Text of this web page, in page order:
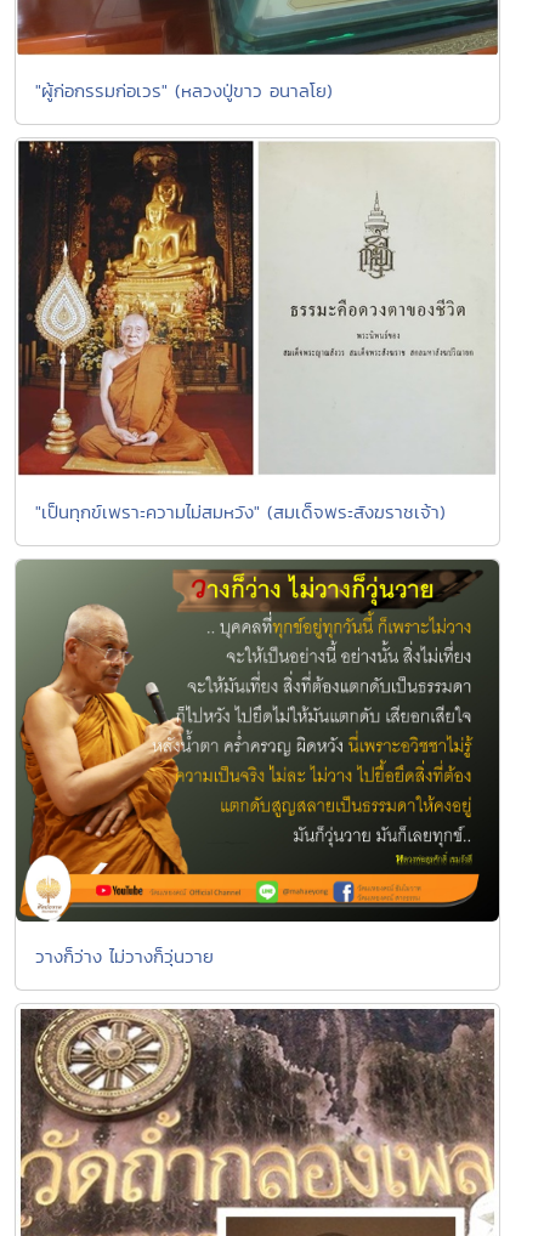
"ผู้ก่อกรรมก่อเวร" (หลวงปู่ขาว อนาลโย)
"เป็นทุกข์เพราะความไม่สมหวัง" (สมเด็จพระสังฆราชเจ้า)
วางก็ว่าง ไม่วางก็วุ่นวาย